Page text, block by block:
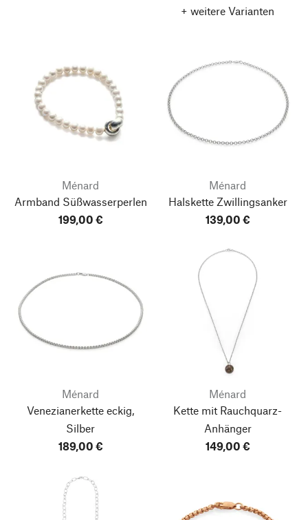
+ weitere Varianten
Ménard
Armband Süßwasserperlen
199,00 €
Ménard
Halskette Zwillingsanker
139,00 €
Ménard
Venezianerkette eckig,
Silber
189,00 €
Ménard
Kette mit Rauchquarz-
Anhänger
149,00 €